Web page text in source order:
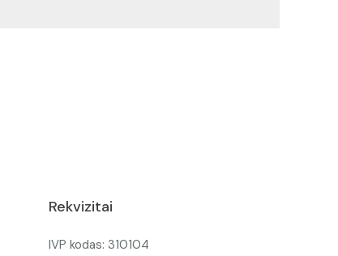
Rekvizitai
IVP kodas: 310104